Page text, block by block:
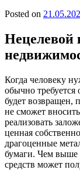
Posted on
Нецелевой
Когда человеку
обычно требуется
будет возвращен,
не сможет
реализовать
ценная
драгоценные
бумаги. Чем выше
средств может